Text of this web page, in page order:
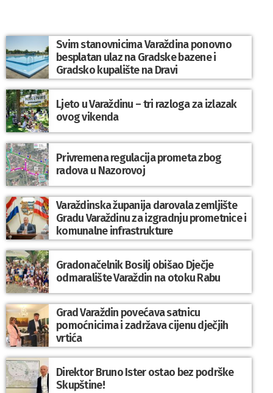
Svim stanovnicima Varaždina ponovno
besplatan ulaz na Gradske bazene i
Gradsko kupalište na Dravi
Ljeto u Varaždinu – tri razloga za izlazak
ovog vikenda
Privremena regulacija prometa zbog
radova u Nazorovoj
Varaždinska županija darovala zemljište
Gradu Varaždinu za izgradnju prometnice i
komunalne infrastrukture
Gradonačelnik Bosilj obišao Dječje
odmaralište Varaždin na otoku Rabu
Grad Varaždin povećava satnicu
pomoćnicima i zadržava cijenu dječjih
vrtića
Direktor Bruno Ister ostao bez podrške
Skupštine!